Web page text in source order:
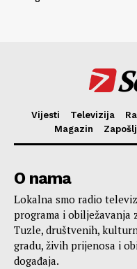
Vijesti Televizija
Magazin
O nama
Lokalna smo radio
programa i obilježavanja
Tuzle, društvenih,
gradu, živih prijenosa i
događaja.